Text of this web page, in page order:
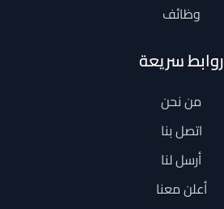
وظائف
روابط سريعة
من نحن
اتصل بنا
أرسل لنا
أعلن معنا